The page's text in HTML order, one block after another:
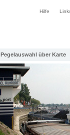
Hilfe
Pegelauswahl über Karte